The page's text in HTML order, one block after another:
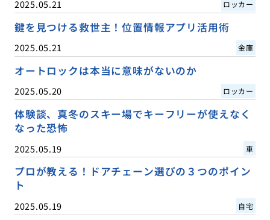
2025.05.21 ロッカー
鍵を見つける救世主！位置情報アプリ活用術
2025.05.21 金庫
オートロックは本当に意味がないのか
2025.05.20 ロッカー
体験談、真冬のスキー場でキーフリーが使えなく
なった恐怖
2025.05.19 車
プロが教える！ドアチェーン選びの３つのポイン
ト
2025.05.19 自宅